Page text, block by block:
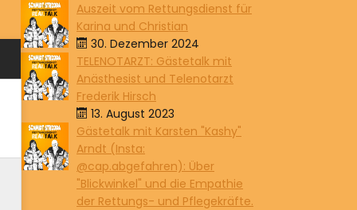
Auszeit vom Rettungsdienst für
Karina und Christian
30. Dezember 2024
TELENOTARZT: Gästetalk mit
Anästhesist und Telenotarzt
Frederik Hirsch
13. August 2023
Gästetalk mit Karsten "Kashy"
Arndt (Insta:
@cap.abgefahren): Über
"Blickwinkel" und die Empathie
der Rettungs- und Pflegekräfte.